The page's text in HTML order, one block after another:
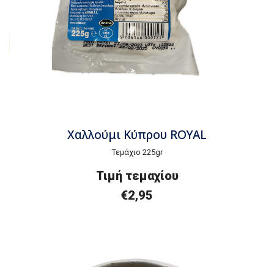
Χαλλούμι Κύπρου ROYAL
Τεμάχιο 225gr
Τιμή τεμαχίου
€2,95